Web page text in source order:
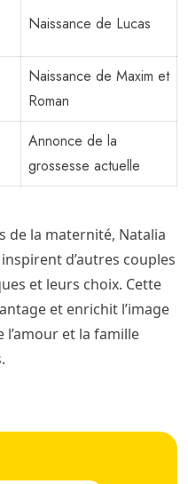
Naissance de Lucas
Naissance de Maxim et
Roman
Annonce de la
grossesse actuelle
de la maternité, Natalia
d’autres couples
et leurs choix. Cette
et enrichit l’image
et la famille